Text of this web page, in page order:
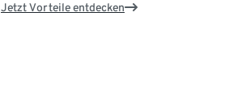
Jetzt Vorteile entdecken